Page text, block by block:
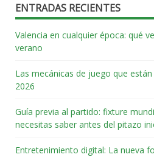
ENTRADAS RECIENTES
Valencia en cualquier época: qué
verano
Las mecánicas de juego que
2026
Guía previa al partido: fixture
necesitas saber antes del pitazo
Entretenimiento digital: La nueva